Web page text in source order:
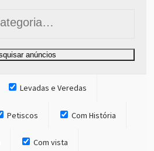
Levadas e Veredas
Petiscos Com História
Com vista